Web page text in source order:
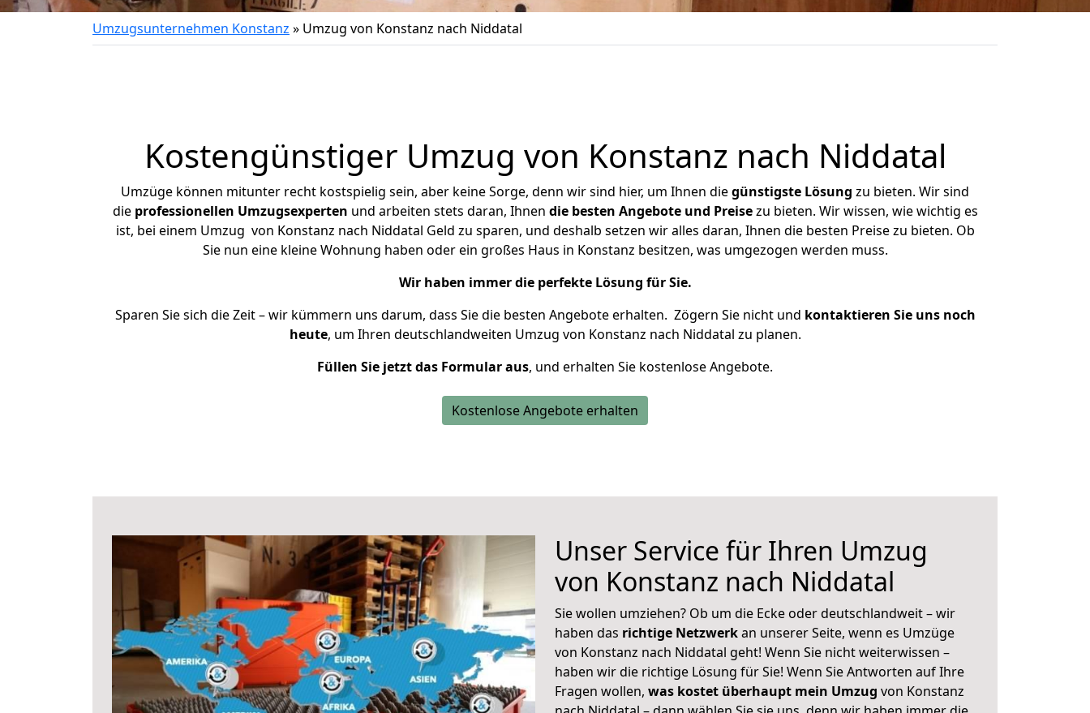
Umzugsunternehmen Konstanz » Umzug von Konstanz nach Niddatal
Kostengünstiger Umzug von Konstanz nach Niddatal
Umzüge können mitunter recht kostspielig sein, aber keine Sorge, denn wir sind hier, um Ihnen diegünstigste Lösung zu bieten. Wir sind
die professionellen Umzugsexperten und arbeiten stets daran, Ihnen die besten Angebote und Preisezu bieten. Wir wissen, wie wichtig es
ist, bei einem Umzug von Konstanz nach Niddatal Geld zu sparen, und deshalb setzen wir alles daran, Ihnen die besten Preise zu bieten. Ob
Sie nun eine kleine Wohnung haben oder ein großes Haus in Konstanz besitzen, was umgezogen werden muss.
Wir haben immer die perfekte Lösung für Sie.
Sparen Sie sich die Zeit – wir kümmern uns darum, dass Sie die besten Angebote erhalten. Zögern Sie nicht und kontaktieren Sie uns noch
heute, um Ihren deutschlandweiten Umzug von Konstanz nach Niddatal zu planen.
Füllen Sie jetzt das Formular aus, und erhalten Sie kostenlose Angebote.
Kostenlose Angebote erhalten
Unser Service für Ihren Umzug
von Konstanz nach Niddatal
Sie wollen umziehen? Ob um die Ecke oder deutschlandweit – wir
haben das richtige Netzwerkan unserer Seite, wenn es Umzüge
von Konstanz nach Niddatal geht! Wenn Sie nicht weiterwissen –
haben wir die richtige Lösung für Sie! Wenn Sie Antworten auf Ihre
Fragen wollen, was kostet überhaupt mein Umzug von Konstanz